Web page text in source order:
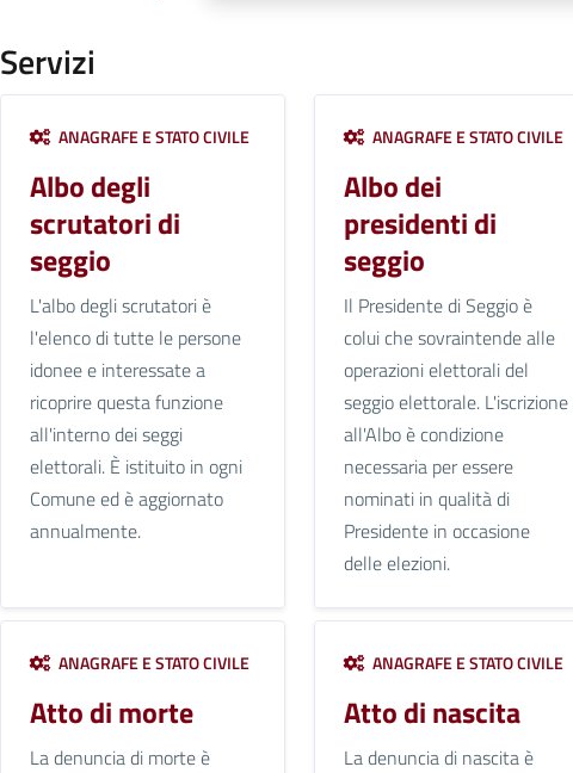
Servizi
ANAGRAFE E STATO CIVILE
Albo degli
scrutatori di
seggio
L'albo degli scrutatori è
l'elenco di tutte le persone
idonee e interessate a
ricoprire questa funzione
all'interno dei seggi
elettorali. È istituito in ogni
Comune ed è aggiornato
annualmente.
ANAGRAFE E STATO CIVILE
Albo dei
presidenti di
seggio
Il Presidente di Seggio è
colui che sovraintende alle
operazioni elettorali del
seggio elettorale. L'iscrizione
all'Albo è condizione
necessaria per essere
nominati in qualità di
Presidente in occasione
delle elezioni.
ANAGRAFE E STATO CIVILE
Atto di morte
La denuncia di morte è
ANAGRAFE E STATO CIVILE
Atto di nascita
La denuncia di nascita è